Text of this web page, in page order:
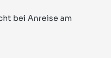
bei Anreise am